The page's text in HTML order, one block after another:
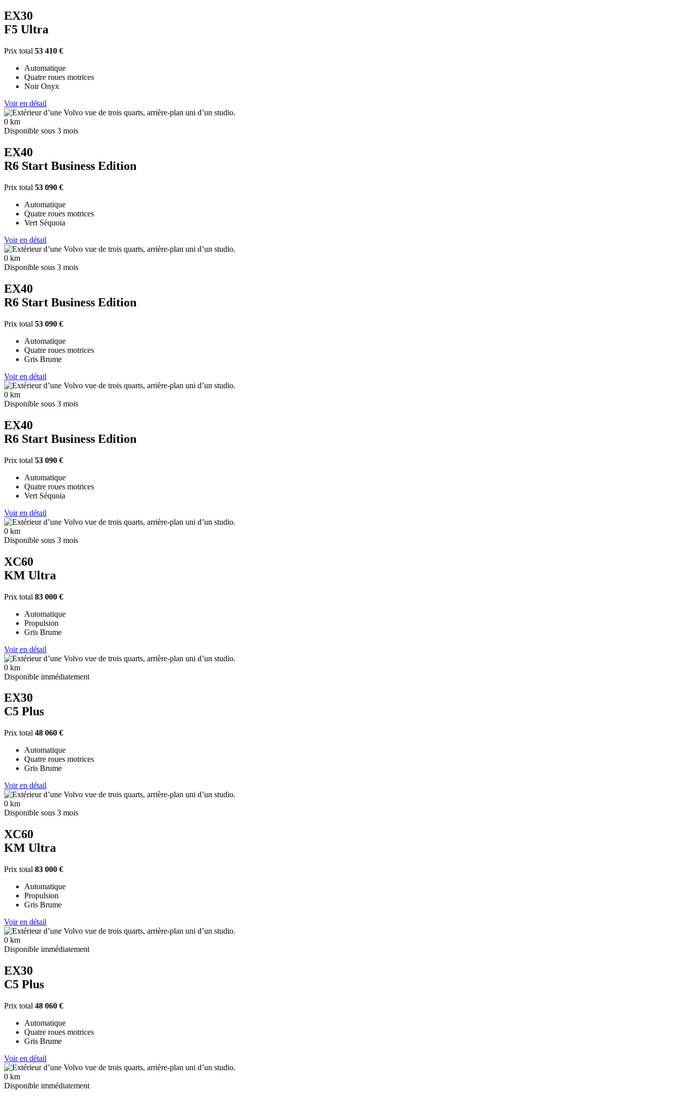
EX30
F5 Ultra
Prix total 53 410 €
Automatique
Quatre roues motrices
Noir Onyx
Voir en détail
0 km
Disponible sous 3 mois
EX40
R6 Start Business Edition
Prix total 53 090 €
Automatique
Quatre roues motrices
Vert Séquoia
Voir en détail
0 km
Disponible sous 3 mois
EX40
R6 Start Business Edition
Prix total 53 090 €
Automatique
Quatre roues motrices
Gris Brume
Voir en détail
0 km
Disponible sous 3 mois
EX40
R6 Start Business Edition
Prix total 53 090 €
Automatique
Quatre roues motrices
Vert Séquoia
Voir en détail
0 km
Disponible sous 3 mois
XC60
KM Ultra
Prix total 83 000 €
Automatique
Propulsion
Gris Brume
Voir en détail
0 km
Disponible immédiatement
EX30
C5 Plus
Prix total 48 060 €
Automatique
Quatre roues motrices
Gris Brume
Voir en détail
0 km
Disponible sous 3 mois
XC60
KM Ultra
Prix total 83 000 €
Automatique
Propulsion
Gris Brume
Voir en détail
0 km
Disponible immédiatement
EX30
C5 Plus
Prix total 48 060 €
Automatique
Quatre roues motrices
Gris Brume
Voir en détail
0 km
Disponible immédiatement